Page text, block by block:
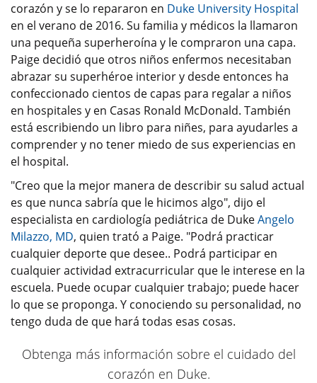
corazón y se lo repararon en Duke University Hospital
en el verano de 2016. Su familia y médicos la llamaron
una pequeña superheroína y le compraron una capa.
Paige decidió que otros niños enfermos necesitaban
abrazar su superhéroe interior y desde entonces ha
confeccionado cientos de capas para regalar a niños
en hospitales y en Casas Ronald McDonald. También
está escribiendo un libro para niñes, para ayudarles a
comprender y no tener miedo de sus experiencias en
el hospital.
"Creo que la mejor manera de describir su salud actual
es que nunca sabría que le hicimos algo", dijo el
especialista en cardiología pediátrica de DukeAngelo
Milazzo, MD, quien trató a Paige. "Podrá practicar
cualquier deporte que desee.. Podrá participar en
cualquier actividad extracurricular que le interese en la
escuela. Puede ocupar cualquier trabajo; puede hacer
lo que se proponga. Y conociendo su personalidad, no
tengo duda de que hará todas esas cosas.
Obtenga más información sobre el cuidado del
corazón en Duke.